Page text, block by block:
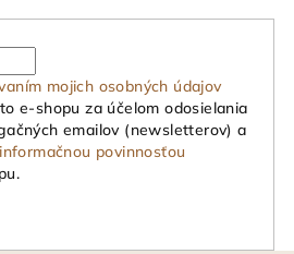
mojich osobných údajov
e-shopu za účelom odosielania
emailov (newsletterov) a
informačnou povinnosťou